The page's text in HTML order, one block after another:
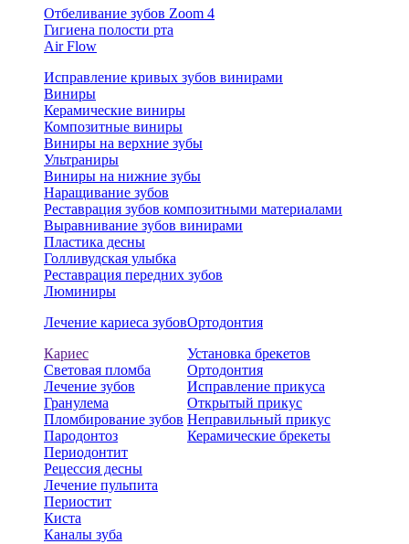
Отбеливание зубов Zoom 4
Гигиена полости рта
Air Flow
Исправление кривых зубов винирами
Виниры
Керамические виниры
Композитные виниры
Виниры на верхние зубы
Ультраниры
Виниры на нижние зубы
Наращивание зубов
Реставрация зубов композитными материалами
Выравнивание зубов винирами
Пластика десны
Голливудская улыбка
Реставрация передних зубов
Люминиры
Лечение кариеса зубов
Кариес
Световая пломба
Лечение зубов
Гранулема
Пломбирование зубов
Пародонтоз
Периодонтит
Рецессия десны
Лечение пульпита
Периостит
Киста
Каналы зуба
Ортодонтия
Установка брекетов
Ортодонтия
Исправление прикуса
Открытый прикус
Неправильный прикус
Керамические брекеты